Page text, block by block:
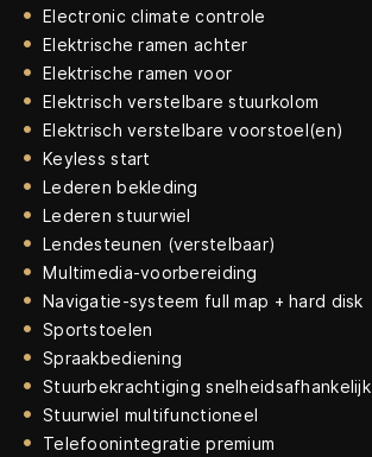
Electronic climate controle
Elektrische ramen achter
Elektrische ramen voor
Elektrisch verstelbare stuurkolom
Elektrisch verstelbare voorstoel(en)
Keyless start
Lederen bekleding
Lederen stuurwiel
Lendesteunen (verstelbaar)
Multimedia-voorbereiding
Navigatie-systeem full map + hard disk
Sportstoelen
Spraakbediening
Stuurbekrachtiging snelheidsafhankelijk
Stuurwiel multifunctioneel
Telefoonintegratie premium